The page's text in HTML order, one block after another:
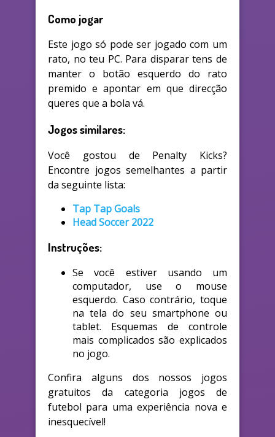
Como jogar
Este jogo só pode ser jogado com um
rato, no teu PC. Para disparar tens de
manter o botão esquerdo do rato
premido e apontar em que direcção
queres que a bola vá.
Jogos similares:
Você gostou de Penalty Kicks?
Encontre jogos semelhantes a partir
da seguinte lista:
Tap Tap Goals
Head Soccer 2022
Instruções:
Se você estiver usando um
computador, use o mouse
esquerdo. Caso contrário, toque
na tela do seu smartphone ou
tablet. Esquemas de controle
mais complicados são explicados
no jogo.
Confira alguns dos nossos jogos
gratuitos da categoria jogos de
futebol para uma experiência nova e
inesquecível!